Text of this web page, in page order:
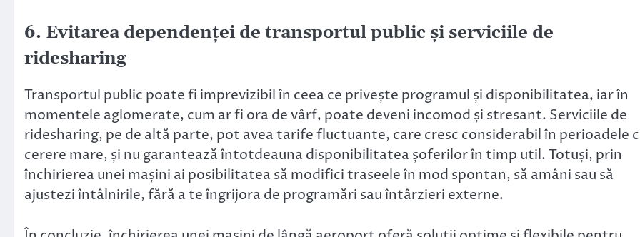
6. Evitarea dependenței de transportul public și serviciile de
ridesharing
Transportul public poate fi imprevizibil în ceea ce privește programul și disponibilitatea, iar în
momentele aglomerate, cum ar fi ora de vârf, poate deveni incomod și stresant. Serviciile de
ridesharing, pe de altă parte, pot avea tarife fluctuante, care cresc considerabil în perioadele
cerere mare, și nu garantează întotdeauna disponibilitatea șoferilor în timp util. Totuși, prin
închirierea unei mașini ai posibilitatea să modifici traseele în mod spontan, să amâni sau să
ajustezi întâlnirile, fără a te îngrijora de programări sau întârzieri externe.